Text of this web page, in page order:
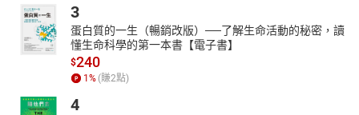
・同系列多個城市，以不同風格與設計帶你環遊世界，保證讓喜愛
BT21的UNISTARS超級滿意，只要翻開就會忍不住大喊：「太可愛
了」！
・內頁充滿設計巧思，翻開就是滿滿的宇宙明星陪你玩遍全世界。
・書中收錄地點，皆為MOOK嚴選出最好玩、最好買以及最好吃的
經典行程，只要跟著走，新手也能玩得像達人。
3
蛋白質的一生（暢銷改版）──了解生命活動的秘密，讀
懂生命科學的第一本書【電子書】
$240
1 % (賺2點)
4